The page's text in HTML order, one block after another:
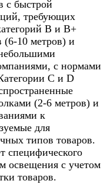
с быстрой
требующих
B и B+
10 метров) и
с нормами
C и D
(2-6 метров) и
к
для
типов товаров.
специфического
освещения с учетом
товаров.